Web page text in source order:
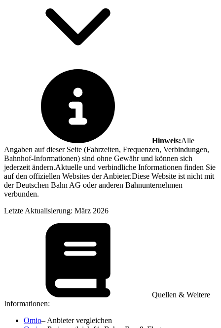
Hinweis:Alle
Angaben auf dieser Seite (Fahrzeiten, Frequenzen, Verbindungen,
Bahnhof-Informationen) sind ohne Gewähr und können sich
jederzeit ändern.Aktuelle und verbindliche Informationen finden Sie
auf den offiziellen Websites der Anbieter.Diese Website ist nicht mit
der Deutschen Bahn AG oder anderen Bahnunternehmen
verbunden.
Letzte Aktualisierung: März 2026
Quellen & Weitere
Informationen:
Omio– Anbieter vergleichen